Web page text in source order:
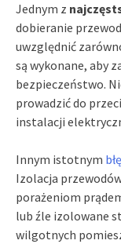
Jednym z
dobieranie
uwzględnić
są wykonane, aby
bezpieczeństwo.
prowadzić do
instalacji
Innym istotnym
Izolacja
porażeniom
lub źle izolowane
wilgotnych